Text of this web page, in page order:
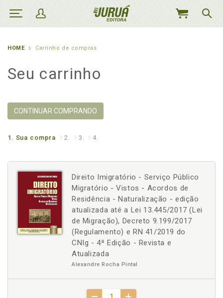
MEU
HOME Carrinho de compras
Seu carrinho
CONTINUAR COMPRANDO
1. Sua compra 2. 3. 4.
Direito Imigratório - Serviço Público
Migratório - Vistos - Acordos de
Residência - Naturalização - edição
atualizada até a Lei 13.445/2017 (Lei
de Migração), Decreto 9.199/2017
(Regulamento) e RN 41/2019 do
CNIg - 4ª Edição - Revista e
Atualizada
Alexandre Rocha Pintal